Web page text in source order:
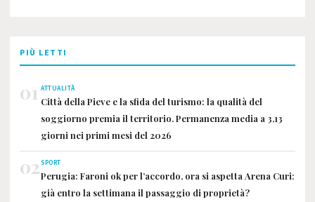
PIÙ LETTI
01 ATTUALITÀ
Città della Pieve e la sfida del turismo: la qualità del
soggiorno premia il territorio. Permanenza media a 3,13
giorni nei primi mesi del 2026
02SPORT
Perugia: Faroni ok per l’accordo, ora si aspetta Arena Curi:
già entro la settimana il passaggio di proprietà?